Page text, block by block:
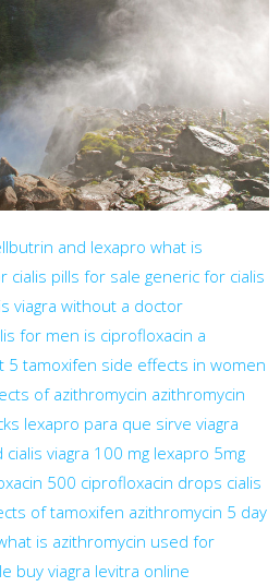
and lexapro what is
cialis pills for sale generic for cialis
viagra without a doctor
for men is ciprofloxacin a
5 tamoxifen side effects in women
of azithromycin azithromycin
lexapro para que sirve viagra
cialis viagra 100 mg lexapro 5mg
500 ciprofloxacin drops cialis
of tamoxifen azithromycin 5 day
is azithromycin used for
buy viagra levitra online